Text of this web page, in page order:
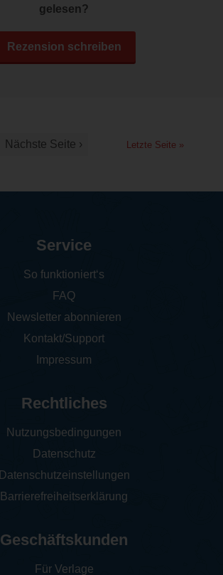
gelesen?
Rezension schreiben
Nächste Seite › Letzte Seite »
Service
So funktioniert‘s
FAQ
Newsletter abonnieren
Kontakt/Support
Impressum
Rechtliches
Nutzungsbedingungen
Datenschutz
Datenschutzeinstellungen
Barrierefreiheitserklärung
Geschäftskunden
Für Verlage